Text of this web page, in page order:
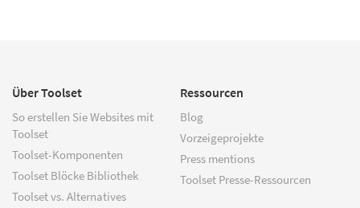
Über Toolset
So erstellen Sie Websites mit
Toolset
Toolset-Komponenten
Toolset Blöcke Bibliothek
Toolset vs. Alternatives
Ressourcen
Blog
Vorzeigeprojekte
Press mentions
Toolset Presse-Ressourcen